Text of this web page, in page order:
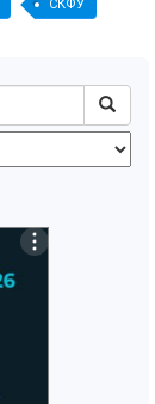
СКФУ